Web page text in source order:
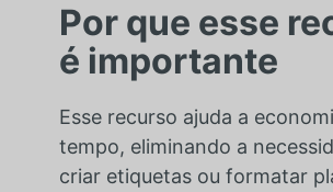
Por que esse
é importante
Esse recurso ajuda a
tempo, eliminando a
criar etiquetas ou formatar